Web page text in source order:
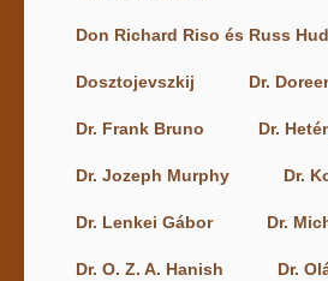
Don Richard Riso és Russ
Dosztojevszkij Dr.
Dr. Frank Bruno Dr.
Dr. Jozeph Murphy Dr.
Dr. Lenkei Gábor Dr.
Dr. O. Z. A. Hanish Dr.